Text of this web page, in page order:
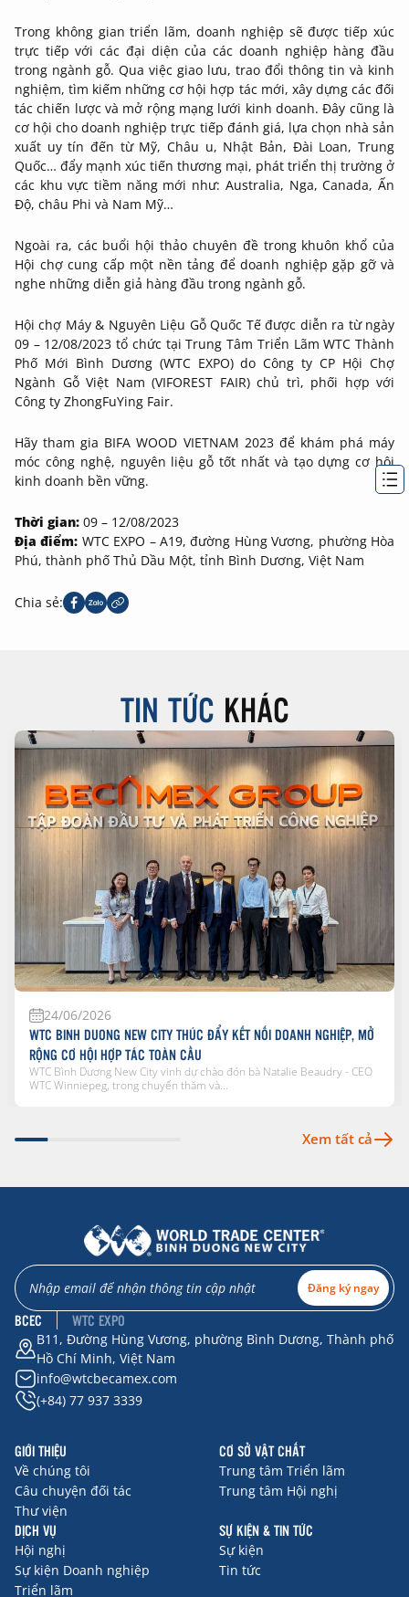
Trong không gian triển lãm, doanh nghiệp sẽ được tiếp xúc
trực tiếp với các đại diện của các doanh nghiệp hàng đầu
trong ngành gỗ. Qua việc giao lưu, trao đổi thông tin và kinh
nghiệm, tìm kiếm những cơ hội hợp tác mới, xây dựng các đối
tác chiến lược và mở rộng mạng lưới kinh doanh. Đây cũng là
cơ hội cho doanh nghiệp trực tiếp đánh giá, lựa chọn nhà sản
xuất uy tín đến từ Mỹ, Châu u, Nhật Bản, Đài Loan, Trung
Quốc… đẩy mạnh xúc tiến thương mại, phát triển thị trường ở
các khu vực tiềm năng mới như: Australia, Nga, Canada, Ấn
Độ, châu Phi và Nam Mỹ…
Ngoài ra, các buổi hội thảo chuyên đề trong khuôn khổ của
Hội chợ cung cấp một nền tảng để doanh nghiệp gặp gỡ và
nghe những diễn giả hàng đầu trong ngành gỗ.
Hội chợ Máy & Nguyên Liệu Gỗ Quốc Tế được diễn ra từ ngày
09 – 12/08/2023 tổ chức tại Trung Tâm Triển Lãm WTC Thành
Phố Mới Bình Dương (WTC EXPO) do Công ty CP Hội Chợ
Ngành Gỗ Việt Nam (VIFOREST FAIR) chủ trì, phối hợp với
Công ty ZhongFuYing Fair.
Hãy tham gia BIFA WOOD VIETNAM 2023 để khám phá máy
móc công nghệ, nguyên liệu gỗ tốt nhất và tạo dựng cơ hội
kinh doanh bền vững.
Thời gian: 09 – 12/08/2023
Địa điểm: WTC EXPO – A19, đường Hùng Vương, phường Hòa
Phú, thành phố Thủ Dầu Một, tỉnh Bình Dương, Việt Nam
Chia sẻ:
TIN TỨC KHÁC
24/06/2026
WTC BINH DUONG NEW CITY THÚC ĐẨY KẾT NỐI DOANH NGHIỆP, MỞ
RỘNG CƠ HỘI HỢP TÁC TOÀN CẦU
WTC Bình Dương New City vinh dự chào đón bà Natalie Beaudry - CEO
WTC Winniepeg, trong chuyến thăm và...
Xem tất cả
Đăng ký ngay
BCEC WTC EXPO
B11, Đường Hùng Vương, phường Bình Dương, Thành phố
Hồ Chí Minh, Việt Nam
info@wtcbecamex.com
(+84) 77 937 3339
GIỚI THIỆU
Về chúng tôi
Câu chuyện đối tác
Thư viện
CƠ SỞ VẬT CHẤT
Trung tâm Triển lãm
Trung tâm Hội nghị
DỊCH VỤ
Hội nghị
Sự kiện Doanh nghiệp
Triển lãm
SỰ KIỆN & TIN TỨC
Sự kiện
Tin tức